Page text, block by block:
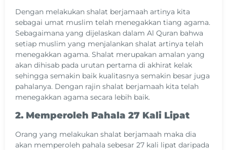
Dengan melakukan shalat berjamaah artinya kita
sebagai umat muslim telah menegakkan tiang agama.
Sebagaimana yang dijelaskan dalam Al Quran bahwa
setiap muslim yang menjalankan shalat artinya telah
menegakkan agama. Shalat merupakan amalan yang
akan dihisab pada urutan pertama di akhirat kelak
sehingga semakin baik kualitasnya semakin besar juga
pahalanya. Dengan rajin shalat berjamaah kita telah
menegakkan agama secara lebih baik.
2. Memperoleh Pahala 27 Kali Lipat
Orang yang melakukan shalat berjamaah maka dia
akan memperoleh pahala sebesar 27 kali lipat daripada